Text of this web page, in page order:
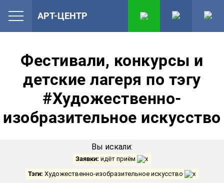
Фестивали, конкурсы и
детские лагеря по тэгу
#Художественно-
изобразительное искусство
Вы искали:
Заявки: идёт приём
Тэги: Художественно-изобразительное искусство
АРТ-ЦЕНТР